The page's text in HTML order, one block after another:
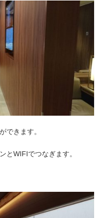
できます。
とWIFIでつなぎます。